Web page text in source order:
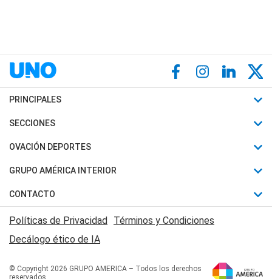
PRINCIPALES
Últimas Noticias
Política
Judiciales
Economia
SECCIONES
Horóscopo
Motores
Trucos caseros
Series y Películas
Edictos y Solicitadas
OVACIÓN DEPORTES
Fútbol
Mundial
Automovilismo
Rugby
Básquet
GRUPO AMÉRICA INTERIOR
Canal 7 en Vivo
San Juan 8
CONTACTO
Acerca de Nosotros
Contactanos
Políticas de Privacidad Términos y Condiciones
Decálogo ético de IA
© Copyright 2026 GRUPO AMERICA – Todos los derechos
reservados